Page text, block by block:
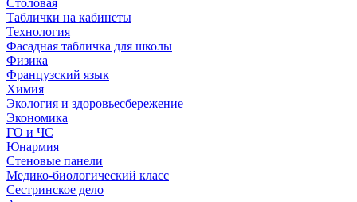
Столовая
Таблички на кабинеты
Технология
Фасадная табличка для школы
Физика
Французский язык
Химия
Экология и здоровьесбережение
Экономика
ГО и ЧС
Юнармия
Стеновые панели
Медико-биологический класс
Сестринское дело